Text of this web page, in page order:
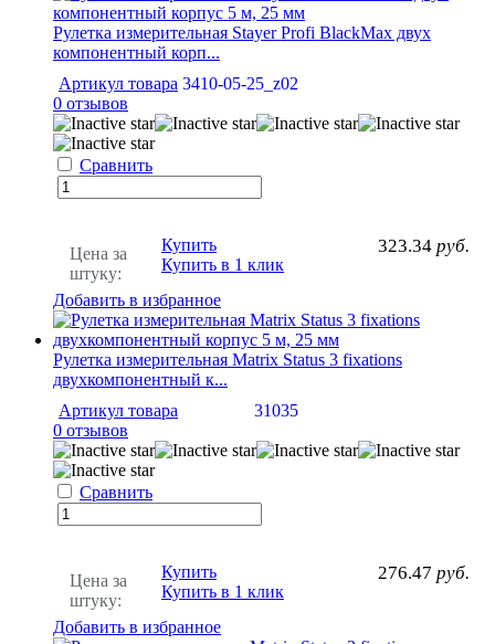
Рулетка измерительная Stayer Profi BlackMax двух
компонентный корп...
Артикул товара 3410-05-25_z02
0 отзывов
Сравнить
Цена за
штуку:
323.34 руб.
Купить
Купить в 1 клик
Добавить в избранное
Рулетка измерительная Matrix Status 3 fixations
двухкомпонентный к...
Артикул товара
31035
0 отзывов
Сравнить
Цена за
штуку:
276.47 руб.
Купить
Купить в 1 клик
Добавить в избранное